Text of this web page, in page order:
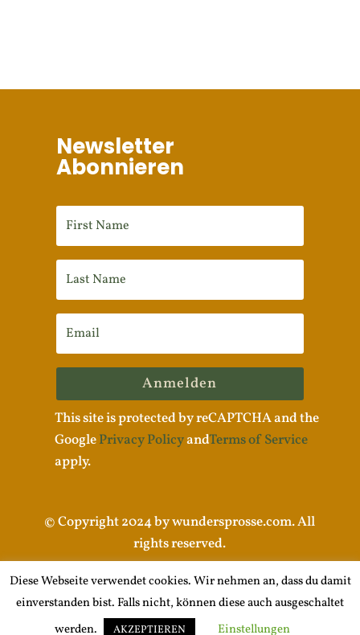
Newsletter
Abonnieren
Anmelden
This site is protected by reCAPTCHA and the
GooglePrivacy PolicyandTerms of Service
apply.
© Copyright 2024 by wundersprosse.com. All
rights reserved.
Impressum |Datenschutzerklärung
Diese Webseite verwendet cookies. Wir nehmen an, dass du damit
einverstanden bist. Falls nicht, können diese auch ausgeschaltet
werden.
AKZEPTIEREN Einstellungen